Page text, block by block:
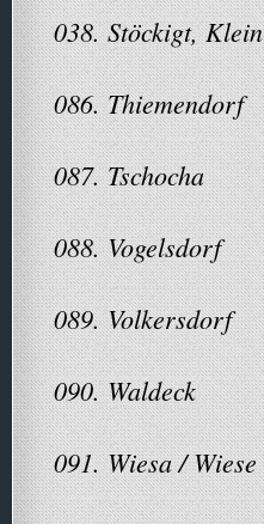
038. Stöckigt, Klein
086. Thiemendorf
087. Tschocha
088. Vogelsdorf
089. Volkersdorf
090. Waldeck
091. Wiesa / Wiese